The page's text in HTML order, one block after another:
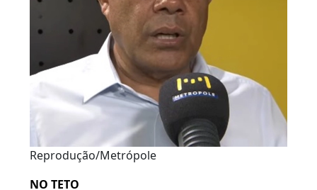
Reprodução/Metrópole
NO TETO